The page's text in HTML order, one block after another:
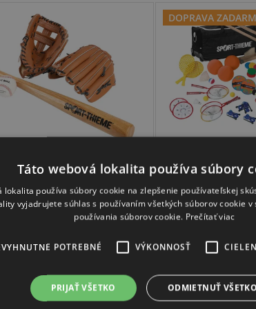
Baseball SET Junior
(1 ks)
DETAIL
DOPRAVA
Relaxačný
DO
Táto webová lokalita používa súbory
lokalita používa súbory cookie na zlepšenie používateľskej
vyjadrujete súhlas s používaním všetkých súborov cookie v
používania súborov cookie. Prečítať viac
POTREBNÉ VÝKONNOSŤ
PRIJAŤ VŠETKO ODMIETNUŤ VŠETKO